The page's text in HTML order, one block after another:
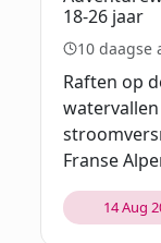
18-26 jaar
10 daagse
Raften op
Franse
14 Aug